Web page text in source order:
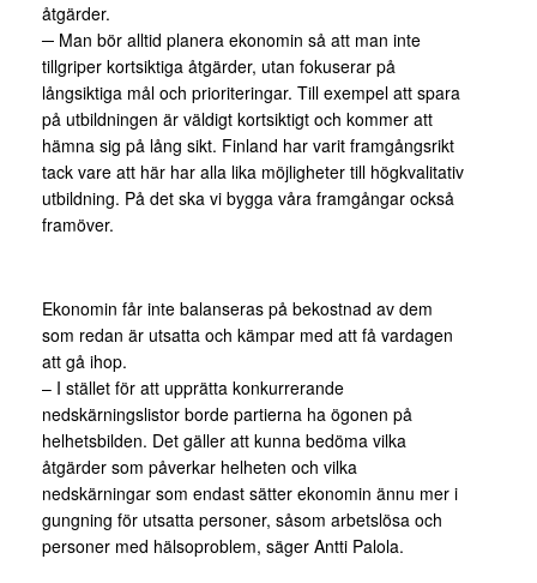
åtgärder.
─ Man bör alltid planera ekonomin så att man inte
tillgriper kortsiktiga åtgärder, utan fokuserar på
långsiktiga mål och prioriteringar. Till exempel att spara
på utbildningen är väldigt kortsiktigt och kommer att
hämna sig på lång sikt. Finland har varit framgångsrikt
tack vare att här har alla lika möjligheter till högkvalitativ
utbildning. På det ska vi bygga våra framgångar också
framöver.
Ekonomin får inte balanseras på bekostnad av dem
som redan är utsatta och kämpar med att få vardagen
att gå ihop.
– I stället för att upprätta konkurrerande
nedskärningslistor borde partierna ha ögonen på
helhetsbilden. Det gäller att kunna bedöma vilka
åtgärder som påverkar helheten och vilka
nedskärningar som endast sätter ekonomin ännu mer i
gungning för utsatta personer, såsom arbetslösa och
personer med hälsoproblem, säger Antti Palola.